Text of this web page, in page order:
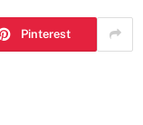
Pinterest